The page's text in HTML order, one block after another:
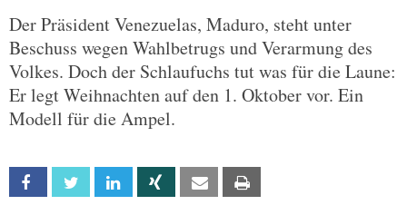
Der Präsident Venezuelas, Maduro, steht unter
Beschuss wegen Wahlbetrugs und Verarmung des
Volkes. Doch der Schlaufuchs tut was für die Laune:
Er legt Weihnachten auf den 1. Oktober vor. Ein
Modell für die Ampel.
Facebook Twitter Linkedin Xing Email